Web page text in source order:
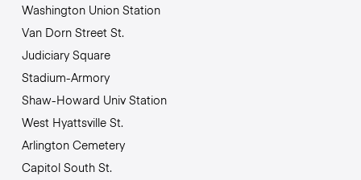
Washington Union Station
Van Dorn Street St.
Judiciary Square
Stadium-Armory
Shaw-Howard Univ Station
West Hyattsville St.
Arlington Cemetery
Capitol South St.